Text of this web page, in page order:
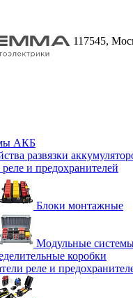
117545,
АКБ
развязки
и предохранителей
Блоки монтажные
Модульные
коробки
реле и